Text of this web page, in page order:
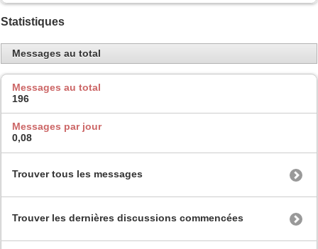
Statistiques
Messages au total
Messages au total
196
Messages par jour
0,08
Trouver tous les messages
Trouver les dernières discussions commencées